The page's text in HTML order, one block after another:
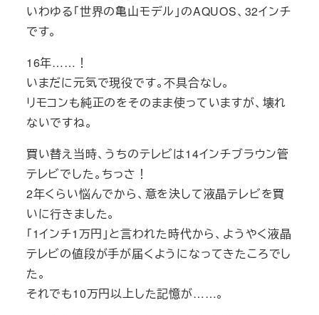
いわゆる「世界の亀山モデル」のAQUOS、32インチ
です。
16年……！
いまだに元気で現役です。不具合なし。
リモコンも純正のをそのまま使っていますが、壊れ
ないですね。
買い替え当時、うちのテレビは14インチブラウン管
テレビでした。ちっさ！
2年くらい悩んでから、意を決して液晶テレビを買
いに行きました。
「1インチ1万円」と言われた時代から、ようやく液晶
テレビの値段が手が届くようになってきたころでし
た。
それでも10万円以上した記憶が……。